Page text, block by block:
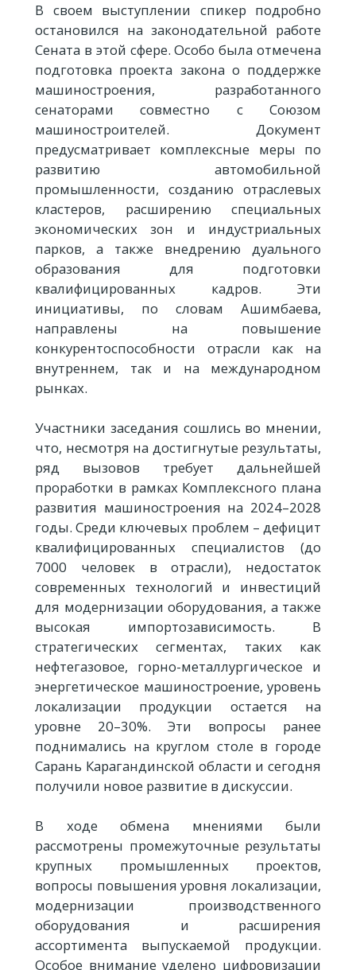
В своем выступлении спикер подробно
остановился на законодательной работе
Сената в этой сфере. Особо была отмечена
подготовка проекта закона о поддержке
машиностроения, разработанного
сенаторами совместно с Союзом
машиностроителей. Документ
предусматривает комплексные меры по
развитию автомобильной
промышленности, созданию отраслевых
кластеров, расширению специальных
экономических зон и индустриальных
парков, а также внедрению дуального
образования для подготовки
квалифицированных кадров. Эти
инициативы, по словам Ашимбаева,
направлены на повышение
конкурентоспособности отрасли как на
внутреннем, так и на международном
рынках.
Участники заседания сошлись во мнении,
что, несмотря на достигнутые результаты,
ряд вызовов требует дальнейшей
проработки в рамках Комплексного плана
развития машиностроения на 2024–2028
годы. Среди ключевых проблем – дефицит
квалифицированных специалистов (до
7000 человек в отрасли), недостаток
современных технологий и инвестиций
для модернизации оборудования, а также
высокая импортозависимость. В
стратегических сегментах, таких как
нефтегазовое, горно-металлургическое и
энергетическое машиностроение, уровень
локализации продукции остается на
уровне 20–30%. Эти вопросы ранее
поднимались на круглом столе в городе
Сарань Карагандинской области и сегодня
получили новое развитие в дискуссии.
В ходе обмена мнениями были
рассмотрены промежуточные результаты
крупных промышленных проектов,
вопросы повышения уровня локализации,
модернизации производственного
оборудования и расширения
ассортимента выпускаемой продукции.
Особое внимание уделено цифровизации